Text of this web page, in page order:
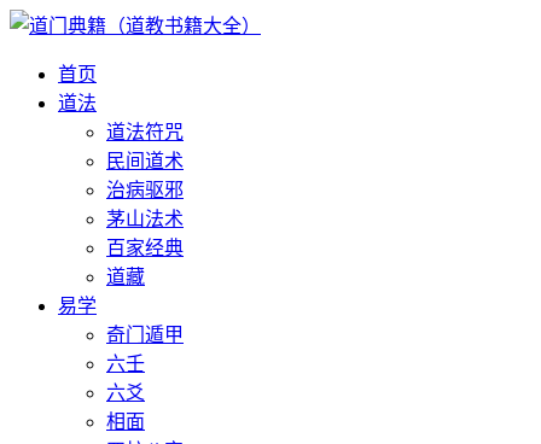
首页
道法
道法符咒
民间道术
治病驱邪
茅山法术
百家经典
道藏
易学
奇门遁甲
六壬
六爻
相面